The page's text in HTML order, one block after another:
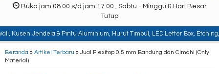
Buka jam 08.00 s/d jam 17.00 , Sabtu - Minggu & Hari Besar
Tutup
Jendela & Pintu Aluminium, Huruf Timbul, LED Letter Box, Etching,
Beranda » Artikel Terbaru » Jual Flexitop 0.5 mm Bandung dan Cimahi (Only
Material)